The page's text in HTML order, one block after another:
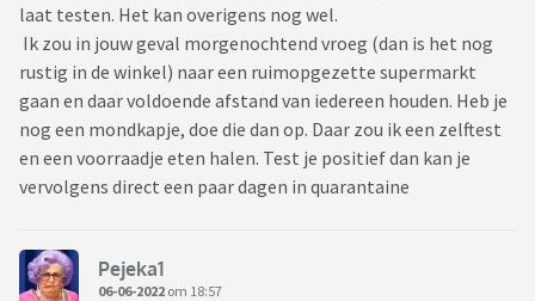
laat testen. Het kan overigens nog wel.
Ik zou in jouw geval morgenochtend vroeg (dan is het nog
rustig in de winkel) naar een ruimopgezette supermarkt
gaan en daar voldoende afstand van iedereen houden. Heb je
nog een mondkapje, doe die dan op. Daar zou ik een zelftest
en een voorraadje eten halen. Test je positief dan kan je
vervolgens direct een paar dagen in quarantaine
Pejeka1
06-06-2022 om 18:57